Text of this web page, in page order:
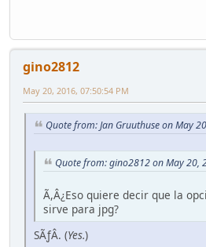
gino2812
May 20, 2016, 07:50:54 PM
Quote from: Jan Gruuthuse on May
Quote from: gino2812 on May 20,
Ã,Â¿Eso quiere decir que la
sirve para jpg?
SÃƒÂ­. (Yes.)